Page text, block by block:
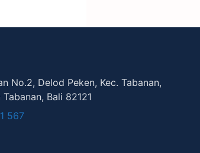
No.2, Delod Peken, Kec. Tabanan,
Bali 82121
567